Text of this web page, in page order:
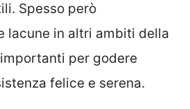
Spesso però
lacune in altri ambiti della
per godere
felice e serena.